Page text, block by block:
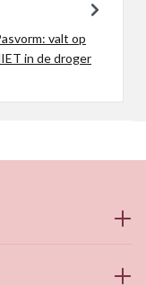
valt op
in de droger